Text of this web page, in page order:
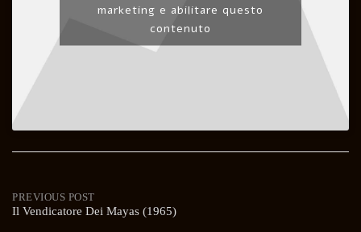
marketing e abilitare questo
contenuto
Post
PREVIOUS POST
Il Vendicatore Dei Mayas (1965)